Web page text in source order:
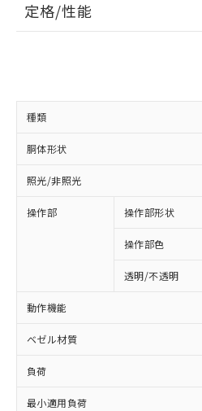
定格/性能
種類
胴体形状
照光/非照光
操作部 操作部形状
操作部色
透明/不透明
動作機能
ベゼル材質
負荷
最小適用負荷